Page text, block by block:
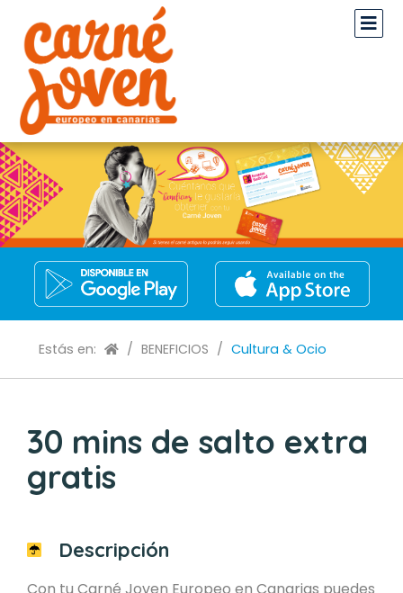
Estás en: / BENEFICIOS / Cultura & Ocio
30 mins de salto extra
gratis
Descripción